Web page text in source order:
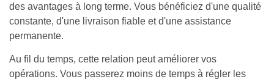
des avantages à long terme. Vous bénéficiez d'une qualité
constante, d'une livraison fiable et d'une assistance
permanente.
Au fil du temps, cette relation peut améliorer vos
opérations. Vous passerez moins de temps à régler les